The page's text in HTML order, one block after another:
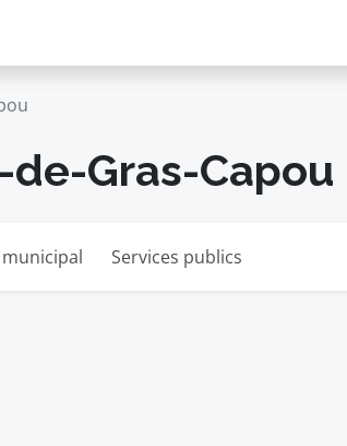
Gras-Capou
Services publics